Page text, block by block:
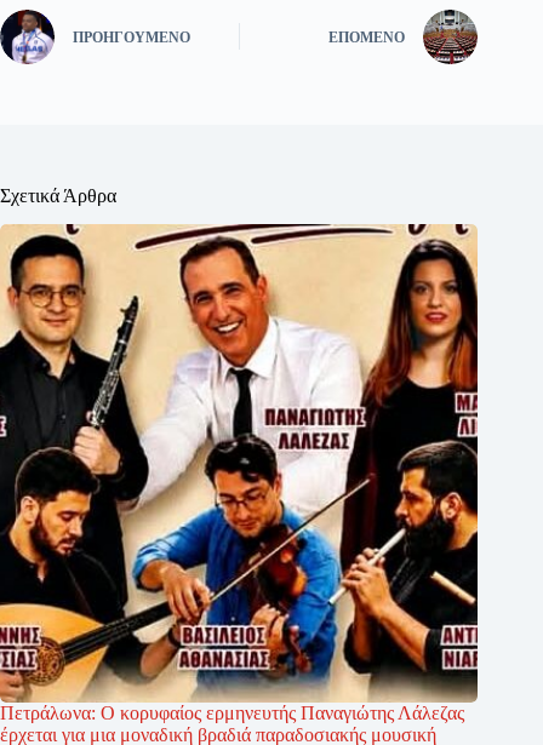
ΠΡΟΗΓΟΎΜΕΝΟ ΕΠΌΜΕΝΟ
Σχετικά Άρθρα
Πετράλωνα: Ο κορυφαίος ερμηνευτής Παναγιώτης Λάλεζας
έρχεται για μια μοναδική βραδιά παραδοσιακής μουσική